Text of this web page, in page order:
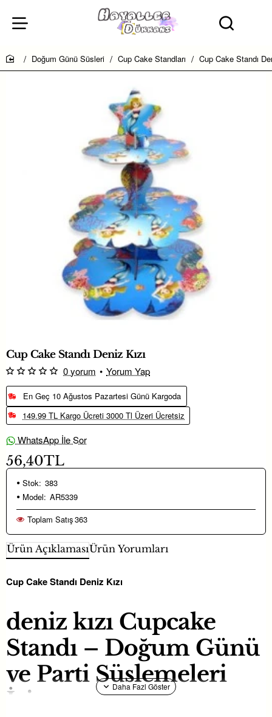
home
Doğum Günü Süsleri Cup Cake Standları Cup Cake Standı
Cup Cake Standı Deniz Kızı
En Geç 10 Ağustos Pazartesi Günü Kargoda
149.99 TL Kargo Ücreti 3000 Tl Üzeri Ücretsiz
WhatsApp İle Sor
0 yorum • Yorum Yap
56,40TL
Stok: 383
Model: AR5339
Toplam Satış363
Ürün AçıklamasıÜrün Yorumları
Cup Cake Standı Deniz Kızı
deniz kızı Cupcake
Standı – Doğum Günü
ve Parti Süslemeleri
İçin